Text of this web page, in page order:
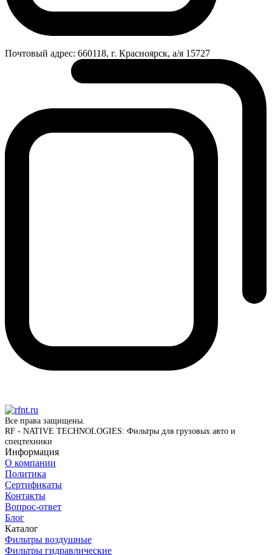
Почтовый адрес: 660118, г. Красноярск, а/я 15727
Все права защищены.
RF - NATIVE TECHNOLOGIES: Фильтры для грузовых авто и
спецтехники
Информация
О компании
Политика
Сертификаты
Контакты
Вопрос-ответ
Блог
Каталог
Фильтры воздушные
Фильтры гидравлические